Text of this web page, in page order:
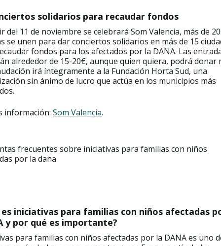
solidarios para recaudar fondos
del 11 de noviembre se celebrará Som Valencia, más de
se unen para dar conciertos solidarios en más de 15
fondos para los afectados por la DANA. Las
alrededor de 15-20€, aunque quien quiera, podrá donar
irá íntegramente a la Fundación Horta Sud, una
sin ánimo de lucro que actúa en los municipios más
información: Som Valencia.
frecuentes sobre iniciativas para familias con niños
por la dana
es iniciativas para familias con niños afectadas
y por qué es importante?
para familias con niños afectadas por la DANA es uno